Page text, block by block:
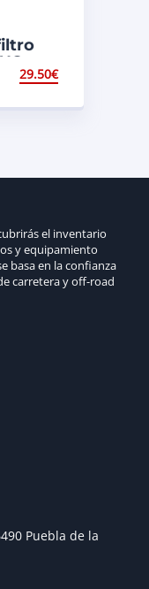
29.50€
el inventario
y equipamiento
basa en la confianza
carretera y off-road
Puebla de la